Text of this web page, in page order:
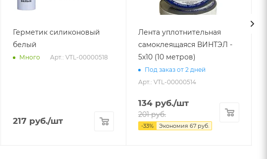
Герметик силиконовый
белый
Много Арт.: VTL-00000518
217 руб./шт
Лента уплотнительная
самоклеящаяся ВИНТЭЛ -
5х10 (10 метров)
Под заказ от 2 дней
Арт.: VTL-00000514
134 руб./шт
201руб.
-33% Экономия 67 руб.